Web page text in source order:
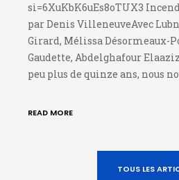
si=6XuKbK6uEs8oTUX3
par Denis VilleneuveAvec
Girard, Mélissa Désormeaux-
Gaudette, Abdelghafour
peu plus de quinze ans, nous
READ MORE
TOUS LES